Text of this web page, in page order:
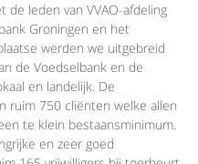
de leden van VVAO-afdeling
Groningen en het
werden we uitgebreid
de Voedselbank en de
en landelijk. De
ruim 750 cliënten welke allen
te klein bestaansminimum.
en zeer goed